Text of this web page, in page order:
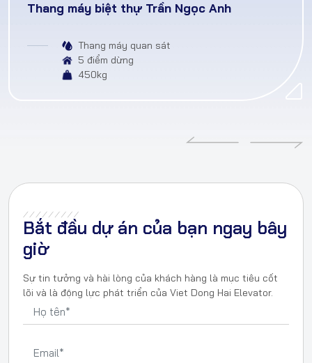
Thang máy biệt thự Trần Ngọc Anh
Thang máy quan sát
5 điểm dừng
450kg
Bắt đầu dự án của bạn ngay bây
giờ
Sự tin tưởng và hài lòng của khách hàng là mục tiêu cốt
lõi và là động lực phát triển của Viet Dong Hai Elevator.